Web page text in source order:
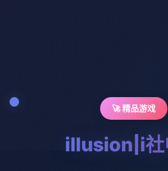
🚀 精品游戏
illusion|i社